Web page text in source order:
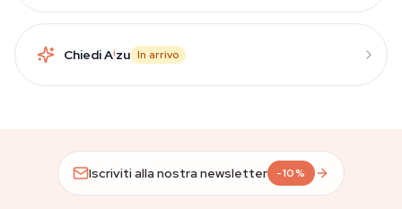
Chiedi Aizu In arrivo
Iscriviti alla nostra newsletter -10%